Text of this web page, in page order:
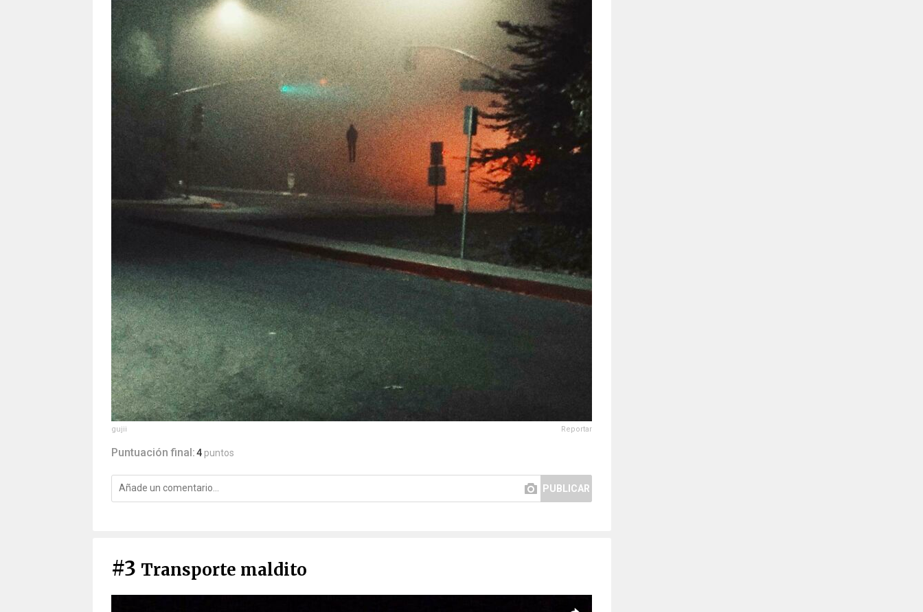
gujii Reportar
Puntuación final:4 puntos
PUBLICAR
#3 Transporte maldito